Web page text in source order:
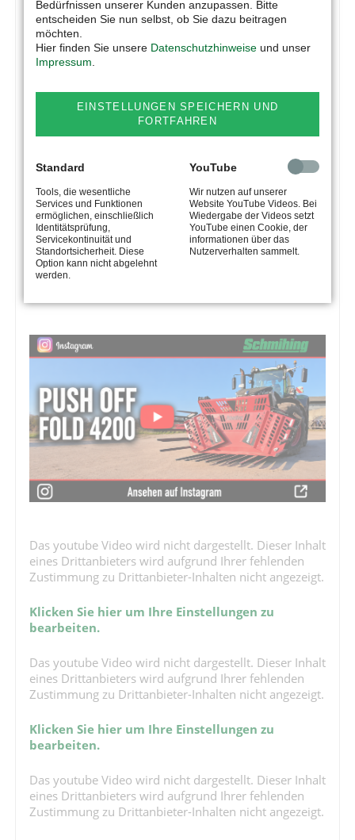
Das youtube Video wird nicht dargestellt. Dieser Inhalt
eines Drittanbieters wird aufgrund Ihrer fehlenden
Zustimmung zu Drittanbieter-Inhalten nicht angezeigt.
Klicken Sie hier um Ihre Einstellungen zu
bearbeiten.
Das youtube Video wird nicht dargestellt. Dieser Inhalt
eines Drittanbieters wird aufgrund Ihrer fehlenden
Zustimmung zu Drittanbieter-Inhalten nicht angezeigt.
Klicken Sie hier um Ihre Einstellungen zu
bearbeiten.
Das youtube Video wird nicht dargestellt. Dieser Inhalt
eines Drittanbieters wird aufgrund Ihrer fehlenden
Zustimmung zu Drittanbieter-Inhalten nicht angezeigt.
Bedürfnissen unserer Kunden anzupassen. Bitte
entscheiden Sie nun selbst, ob Sie dazu beitragen
möchten.
Hier finden Sie unsere Datenschutzhinweise und unser
Impressum
EINSTELLUNGEN SPEICHERN UND
FORTFAHREN
Standard
Tools, die wesentliche
Services und Funktionen
ermöglichen, einschließlich
Identitätsprüfung,
Servicekontinuität und
Standortsicherheit. Diese
Option kann nicht abgelehnt
werden.
YouTube
Wir nutzen auf unserer
Website YouTube Videos. Bei
Wiedergabe der Videos setzt
YouTube einen Cookie, der
informationen über das
Nutzerverhalten sammelt.